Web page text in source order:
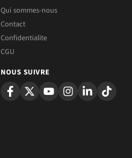
Qui sommes-nous
Contact
Confidentialite
CGU
NOUS SUIVRE